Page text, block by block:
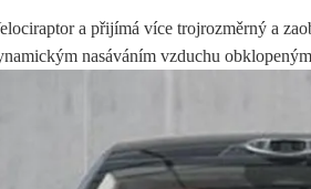
a přijímá více trojrozměrný a
nasáváním vzduchu